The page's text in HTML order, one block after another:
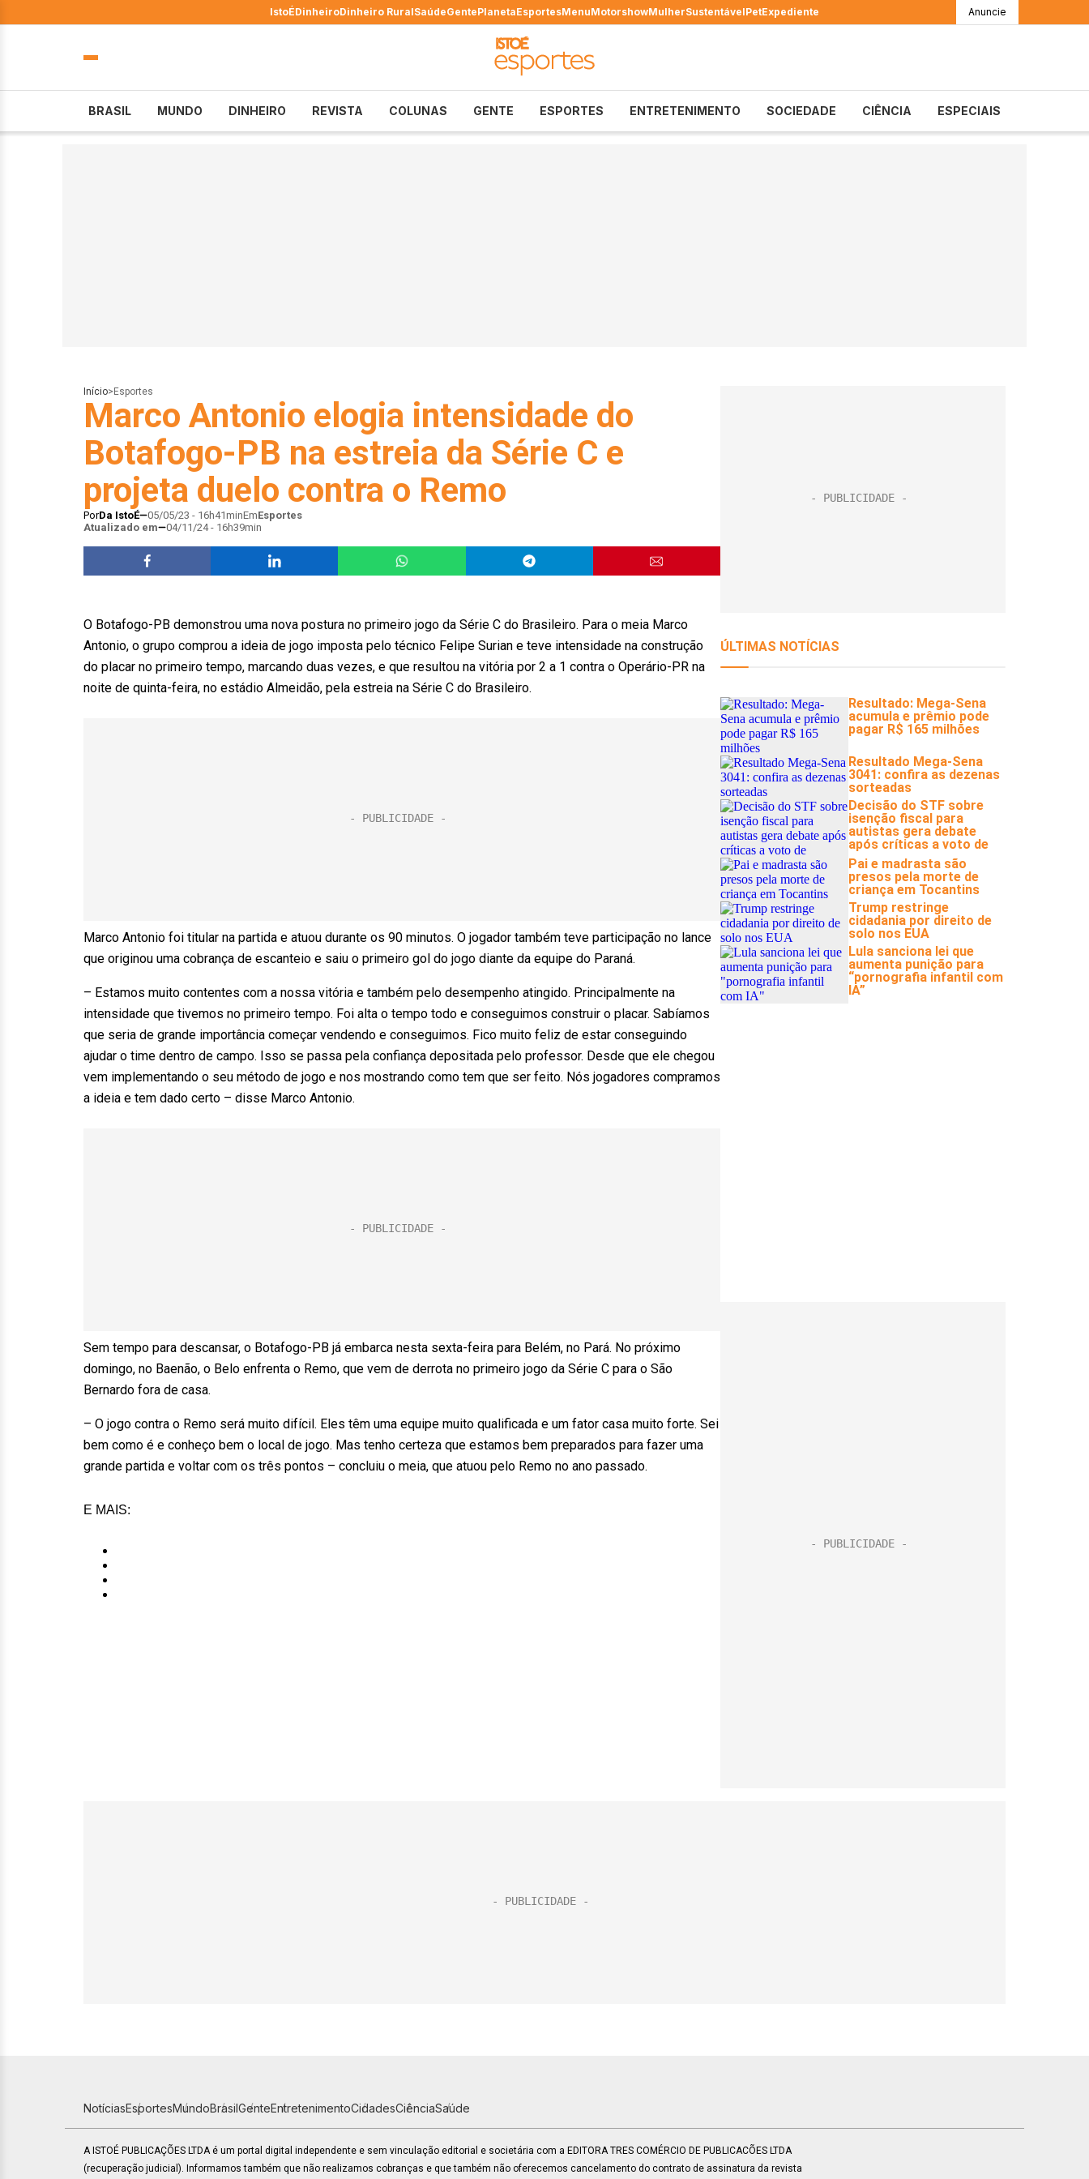
IstoÉDinheiroDinheiro RuralSaúdeGentePlanetaEsportesMenuMotorshowMulherSustentávelPetExpediente Anuncie
BRASIL MUNDO DINHEIRO REVISTA COLUNAS GENTE ESPORTES ENTRETENIMENTO SOCIEDADE CIÊNCIA ESPECIAIS
Início> Esportes
Marco Antonio elogia intensidade do
Botafogo-PB na estreia da Série C e
projeta duelo contra o Remo
PorDa IstoÉ 05/05/23 - 16h41minEmEsportes
Atualizado em
04/11/24 - 16h39min
O Botafogo-PB demonstrou uma nova postura no primeiro jogo da Série C do Brasileiro. Para o meia Marco
Antonio, o grupo comprou a ideia de jogo imposta pelo técnico Felipe Surian e teve intensidade na construção
do placar no primeiro tempo, marcando duas vezes, e que resultou na vitória por 2 a 1 contra o Operário-PR na
noite de quinta-feira, no estádio Almeidão, pela estreia na Série C do Brasileiro.
Marco Antonio foi titular na partida e atuou durante os 90 minutos. O jogador também teve participação no lance
que originou uma cobrança de escanteio e saiu o primeiro gol do jogo diante da equipe do Paraná.
– Estamos muito contentes com a nossa vitória e também pelo desempenho atingido. Principalmente na
intensidade que tivemos no primeiro tempo. Foi alta o tempo todo e conseguimos construir o placar. Sabíamos
que seria de grande importância começar vendendo e conseguimos. Fico muito feliz de estar conseguindo
ajudar o time dentro de campo. Isso se passa pela confiança depositada pelo professor. Desde que ele chegou
vem implementando o seu método de jogo e nos mostrando como tem que ser feito. Nós jogadores compramos
a ideia e tem dado certo – disse Marco Antonio.
Sem tempo para descansar, o Botafogo-PB já embarca nesta sexta-feira para Belém, no Pará. No próximo
domingo, no Baenão, o Belo enfrenta o Remo, que vem de derrota no primeiro jogo da Série C para o São
Bernardo fora de casa.
– O jogo contra o Remo será muito difícil. Eles têm uma equipe muito qualificada e um fator casa muito forte. Sei
bem como é e conheço bem o local de jogo. Mas tenho certeza que estamos bem preparados para fazer uma
grande partida e voltar com os três pontos – concluiu o meia, que atuou pelo Remo no ano passado.
E MAIS:
NotíciasEsportesMundoBrasilGenteEntretenimentoCidadesCiênciaSaúde
A ISTOÉ PUBLICAÇÕES LTDA é um portal digital independente e sem vinculação editorial e societária com a EDITORA TRES COMÉRCIO DE PUBLICACÕES LTDA
(recuperação judicial). Informamos também que não realizamos cobranças e que também não oferecemos cancelamento do contrato de assinatura da revista